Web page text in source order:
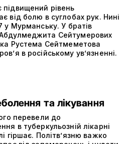
рівень
від болю в суглобах рук. Нині
у Мурманську. У братів
Сейтумерових
Рустема Сейтмеметова
в російському ув’язненні.
та лікування
перевели до
в туберкульозній лікарні
гіршає. Політвʼязню важко